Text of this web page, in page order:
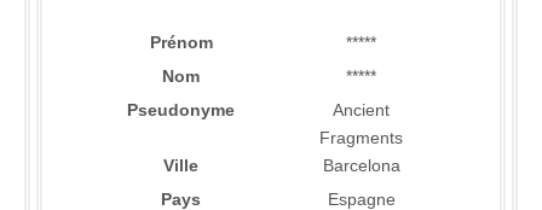
Prénom
*****
Nom
*****
Pseudonyme
Ancient
Fragments
Ville
Barcelona
Pays
Espagne